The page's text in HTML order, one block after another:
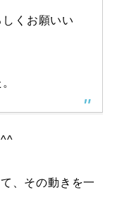
くお願いい
、その動きを一